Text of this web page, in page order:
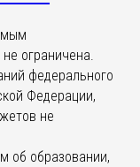
ограничена.
федерального
Федерации,
не
об образовании,